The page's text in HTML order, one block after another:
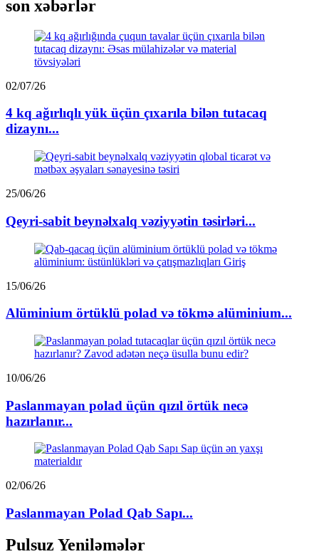
son xəbərlər
02/07/26
4 kq ağırlıqlı yük üçün çıxarıla bilən tutacaq
dizaynı...
25/06/26
Qeyri-sabit beynəlxalq vəziyyətin təsirləri...
15/06/26
Alüminium örtüklü polad və tökmə alüminium...
10/06/26
Paslanmayan polad üçün qızıl örtük necə
hazırlanır...
02/06/26
Paslanmayan Polad Qab Sapı...
Pulsuz Yeniləmələr